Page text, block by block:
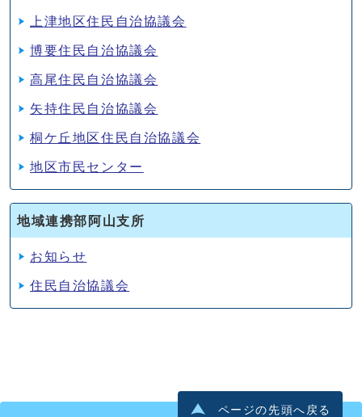
上津地区住民自治協議会
博要住民自治協議会
高尾住民自治協議会
矢持住民自治協議会
桐ケ丘地区住民自治協議会
地区市民センター
地域連携部阿山支所
お知らせ
住民自治協議会
ページの先頭へ戻る